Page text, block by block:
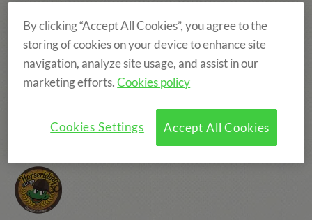
8 DIES, DEL 12 JUL AL 19 JUL
POBLET
EDAT: DE 8 A 15 ANYS
Colònies d'anglès + hípica
By clicking “Accept All Cookies”, you agree to the
storing of cookies on your device to enhance site
navigation, analyze site usage, and assist in our
marketing efforts.Cookies policy
Accept All Cookies
Cookies Settings